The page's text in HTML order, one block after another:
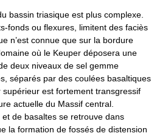
bassin triasique est plus complexe.
fonds ou flexures, limitent des faciès
n’est connue que sur la bordure
où le Keuper déposera une
deux niveaux de sel gemme
séparés par des coulées basaltiques
est fortement transgressif
actuelle du Massif central.
et de basaltes se retrouve dans
la formation de fossés de distension